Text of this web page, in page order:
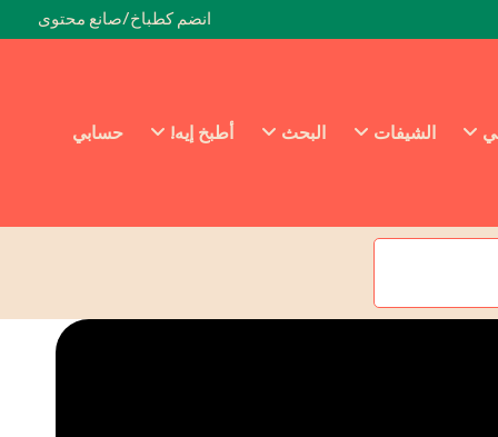
انضم كطباخ/صانع محتوى
الشيفات البحث أطبخ إيه! حسابي